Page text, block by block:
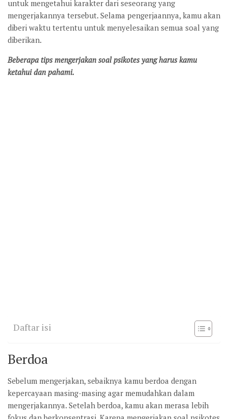
untuk mengetahui karakter dari seseorang yang
mengerjakannya tersebut. Selama pengerjaannya, kamu akan
diberi waktu tertentu untuk menyelesaikan semua soal yang
diberikan.
Beberapa tips mengerjakan soal psikotes yang harus kamu
ketahui dan pahami.
Daftar isi
Berdoa
Sebelum mengerjakan, sebaiknya kamu berdoa dengan
kepercayaan masing-masing agar memudahkan dalam
mengerjakannya. Setelah berdoa, kamu akan merasa lebih